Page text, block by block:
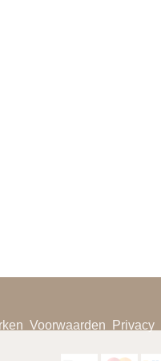
Voorwaarden Privacy